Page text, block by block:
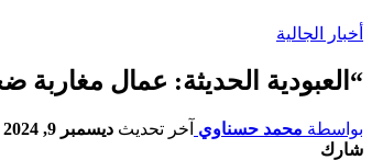
أخبار الجالية
“العبودية الحديثة: عمال مغاربة
بواسطة محمد حسناوي آخر تحديث ديسمبر 9, 2024
شارك